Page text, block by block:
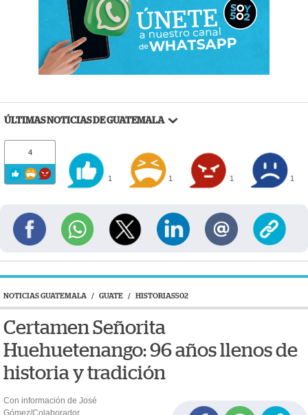
ÚLTIMAS NOTICIAS DE GUATEMALA
4
1 1 1 1
NOTICIAS GUATEMALA / GUATE / HISTORIAS502
Certamen Señorita
Huehuetenango: 96 años llenos de
historia y tradición
Con información de José
Gómez/Colaborador